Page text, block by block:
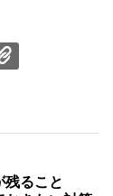
残ること